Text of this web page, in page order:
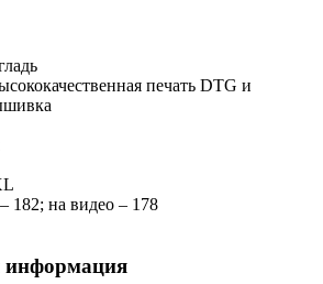
печать DTG и
182; на видео – 178
информация